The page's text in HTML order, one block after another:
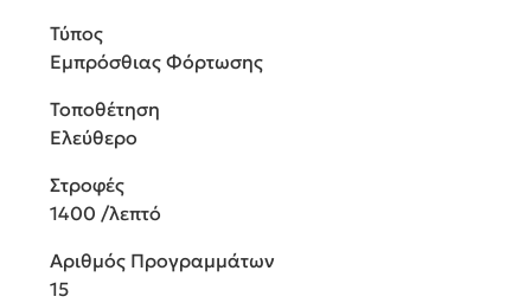
Τύπος
Εμπρόσθιας Φόρτωσης
Τοποθέτηση
Ελεύθερο
Στροφές
1400 /λεπτό
Αριθμός Προγραμμάτων
15